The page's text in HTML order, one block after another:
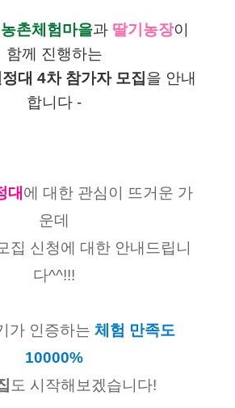
촌체험마을과 딸기농장이
함께 진행하는
대 4차 참가자 모집을 안내
합니다 -
대 에 대한 관심이 뜨거운 가
운데
집 신청에 대한 안내드립니
다^^!!!
가 인증하는 체험 만족도
10000%
도 시작해보겠습니다!